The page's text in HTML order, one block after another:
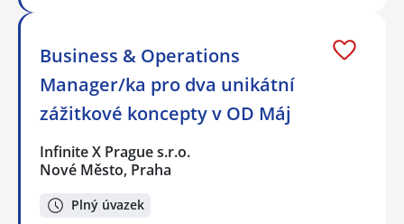
Business & Operations
Manager/ka pro dva unikátní
zážitkové koncepty v OD Máj
Infinite X Prague s.r.o.
Nové Město, Praha
Plný úvazek